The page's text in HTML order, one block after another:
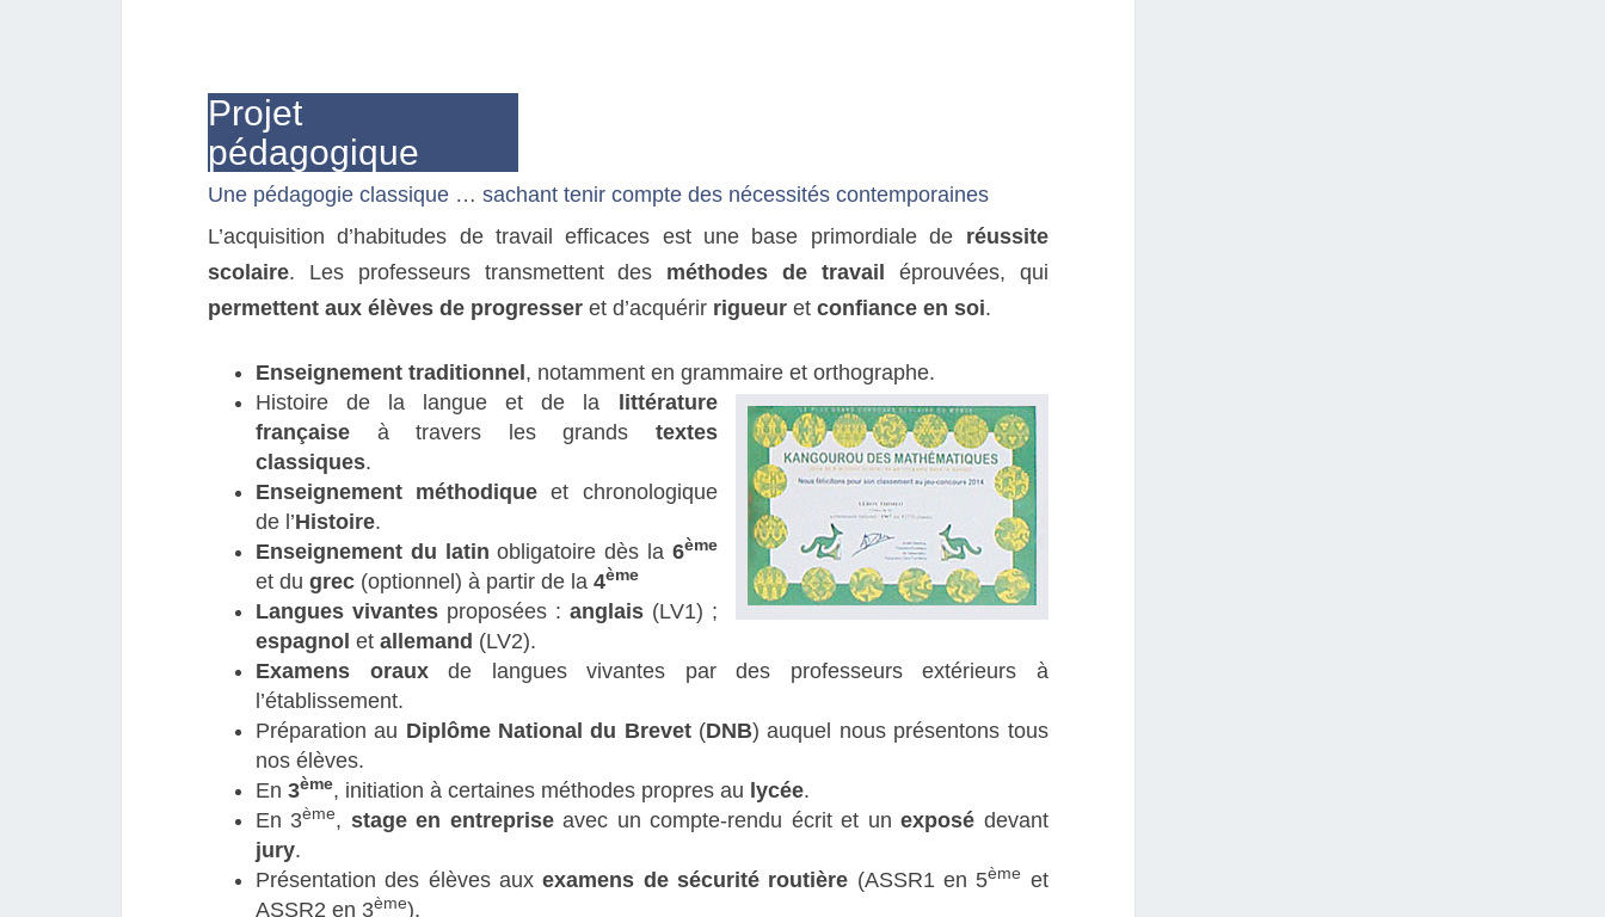
Projet
pédagogique
Une pédagogie classique … sachant tenir compte des nécessités contemporaines
L’acquisition d’habitudes de travail efficaces est une base primordiale de réussite
scolaire. Les professeurs transmettent des méthodes de travail éprouvées, qui
permettent aux élèves de progresser et d’acquérir rigueur et confiance en soi.
Enseignement traditionnel, notamment en grammaire et orthographe.
Histoire de la langue et de la littérature
française à travers les grands textes
classiques.
Enseignement méthodique et chronologique
de l’Histoire.
Enseignement du latin obligatoire dès la 6ème
et du grec (optionnel) à partir de la 4ème
Langues vivantesproposées : anglais(LV1) ;
espagnol et allemand (LV2).
Examens orauxde langues vivantes par des professeurs extérieurs à
l’établissement.
Préparation au Diplôme National du Brevet(DNB) auquel nous présentons tous
nos élèves.
En 3ème, initiation à certaines méthodes propres au lycée.
En 3ème, stage en entrepriseavec un compte-rendu écrit et unexposé devant
jury.
Présentation des élèves auxexamens de sécurité routière (ASSR1 en 5ème et
ASSR2 en 3ème).